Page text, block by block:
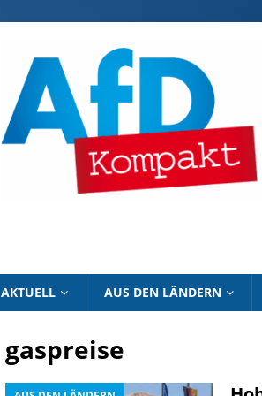
AKTUELL AUS DEN LÄNDERN
gaspreise